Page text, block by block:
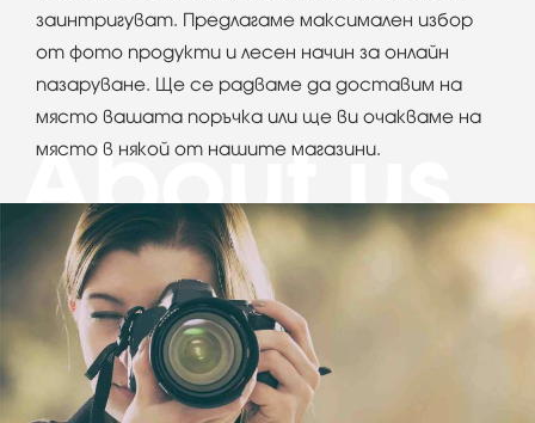
заинтригуват. Предлагаме максимален избор
от фото продукти и лесен начин за онлайн
пазаруване. Ще се радваме да доставим на
място вашата поръчка или ще ви очакваме на
място в някой от нашите магазини.